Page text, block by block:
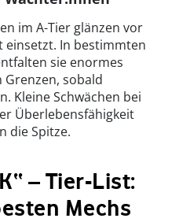
im A-Tier glänzen vor
einsetzt. In bestimmten
sie enormes
Grenzen, sobald
Kleine Schwächen bei
Überlebensfähigkeit
die Spitze.
– Tier-List:
Mechs